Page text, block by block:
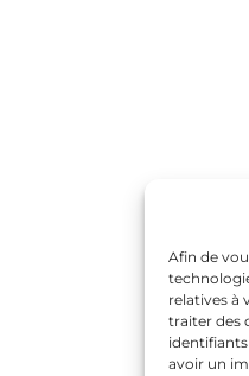
Afin de
relatives à
traiter des
avoir un